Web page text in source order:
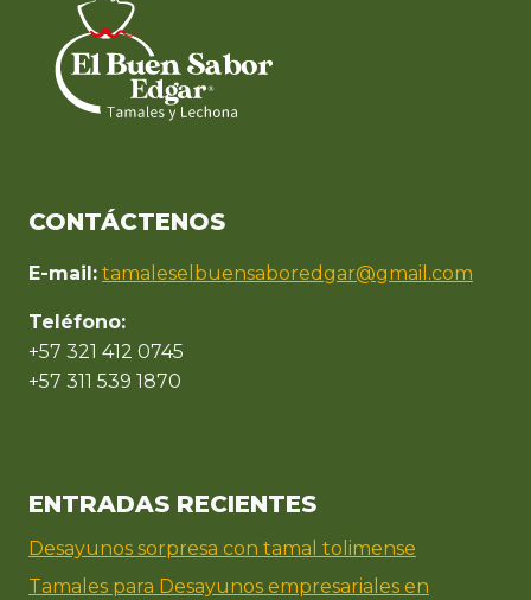
CONTÁCTENOS
E-mail: tamaleselbuensaboredgar@gmail.com
Teléfono:
+57 321 412 0745
+57 311 539 1870
ENTRADAS RECIENTES
Desayunos sorpresa con tamal tolimense
Tamales para Desayunos empresariales en